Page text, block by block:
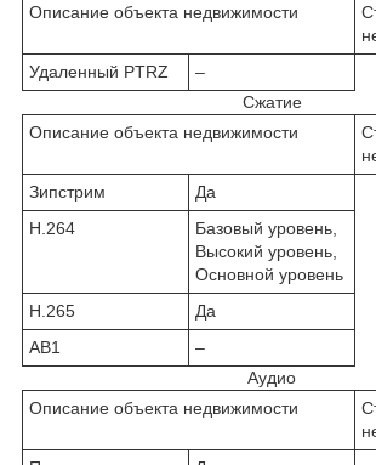
Описание объекта недвижимости
Удаленный PTRZ
–
Сжатие
Описание объекта недвижимости
Зипстрим
Да
H.264
Базовый уровень,
Высокий уровень,
Основной уровень
H.265
Да
АВ1
–
Аудио
Описание объекта недвижимости